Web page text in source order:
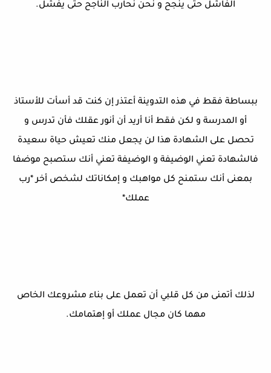
الفاشل حتى ينجح و نحن نحارب الناجح حتى يفشل.
ببساطة فقط في هذه التدوينة أعتذر إن كنت قد أسأت للأستاذ
أو المدرسة و لكن فقط أنا أريد أن أنور عقلك فأن تدرس و
تحصل على الشهادة هذا لن يجعل منك تعيش حياة سعيدة
فالشهادة تعني الوضيفة و الوضيفة تعني أنك ستصبح موضفا
بمعنى أنك ستمنح كل مواهبك و إمكاناتك لشخص أخر *رب
عملك*
لذلك أتمنى من كل قلبي أن تعمل على بناء مشروعك الخاص
مهما كان مجال عملك أو إهتمامك.